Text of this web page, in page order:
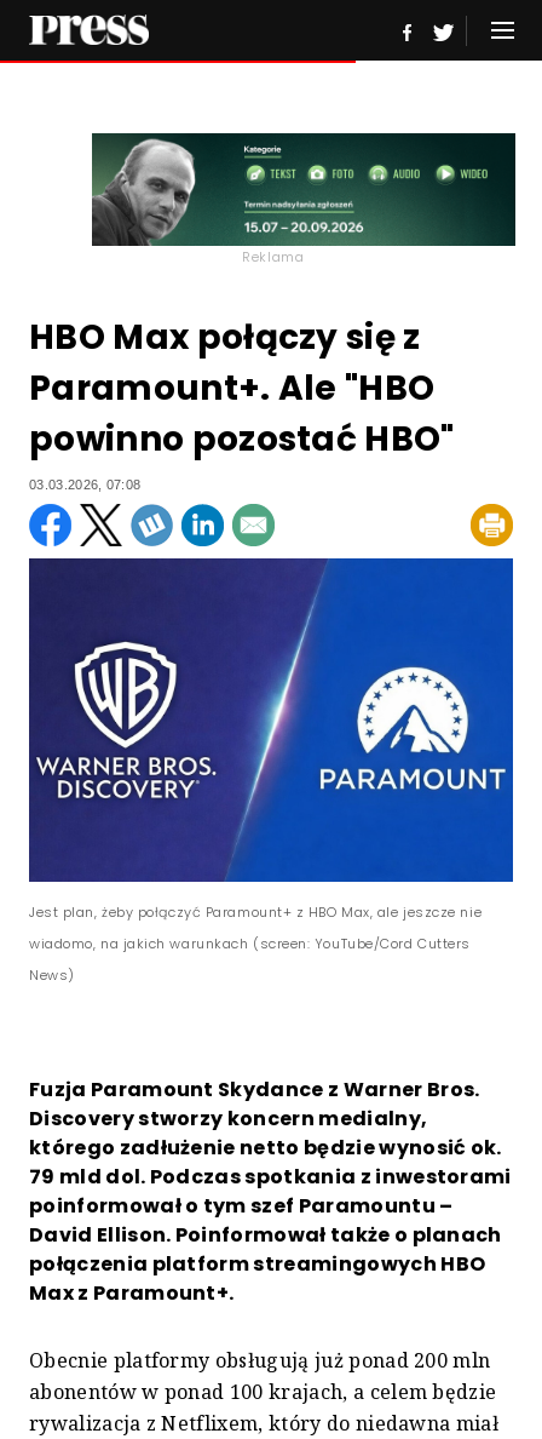
Reklama
HBO Max połączy się z
Paramount+. Ale "HBO
powinno pozostać HBO"
03.03.2026, 07:08
Jest plan, żeby połączyć Paramount+ z HBO Max, ale jeszcze nie
wiadomo, na jakich warunkach (screen: YouTube/Cord Cutters
News)
Fuzja Paramount Skydance z Warner Bros.
Discovery stworzy koncern medialny,
którego zadłużenie netto będzie wynosić ok.
79 mld dol. Podczas spotkania z inwestorami
poinformował o tym szef Paramountu –
David Ellison. Poinformował także o planach
połączenia platform streamingowych HBO
Max z Paramount+.
Obecnie platformy obsługują już ponad 200 mln
abonentów w ponad 100 krajach, a celem będzie
rywalizacja z Netflixem, który do niedawna miał